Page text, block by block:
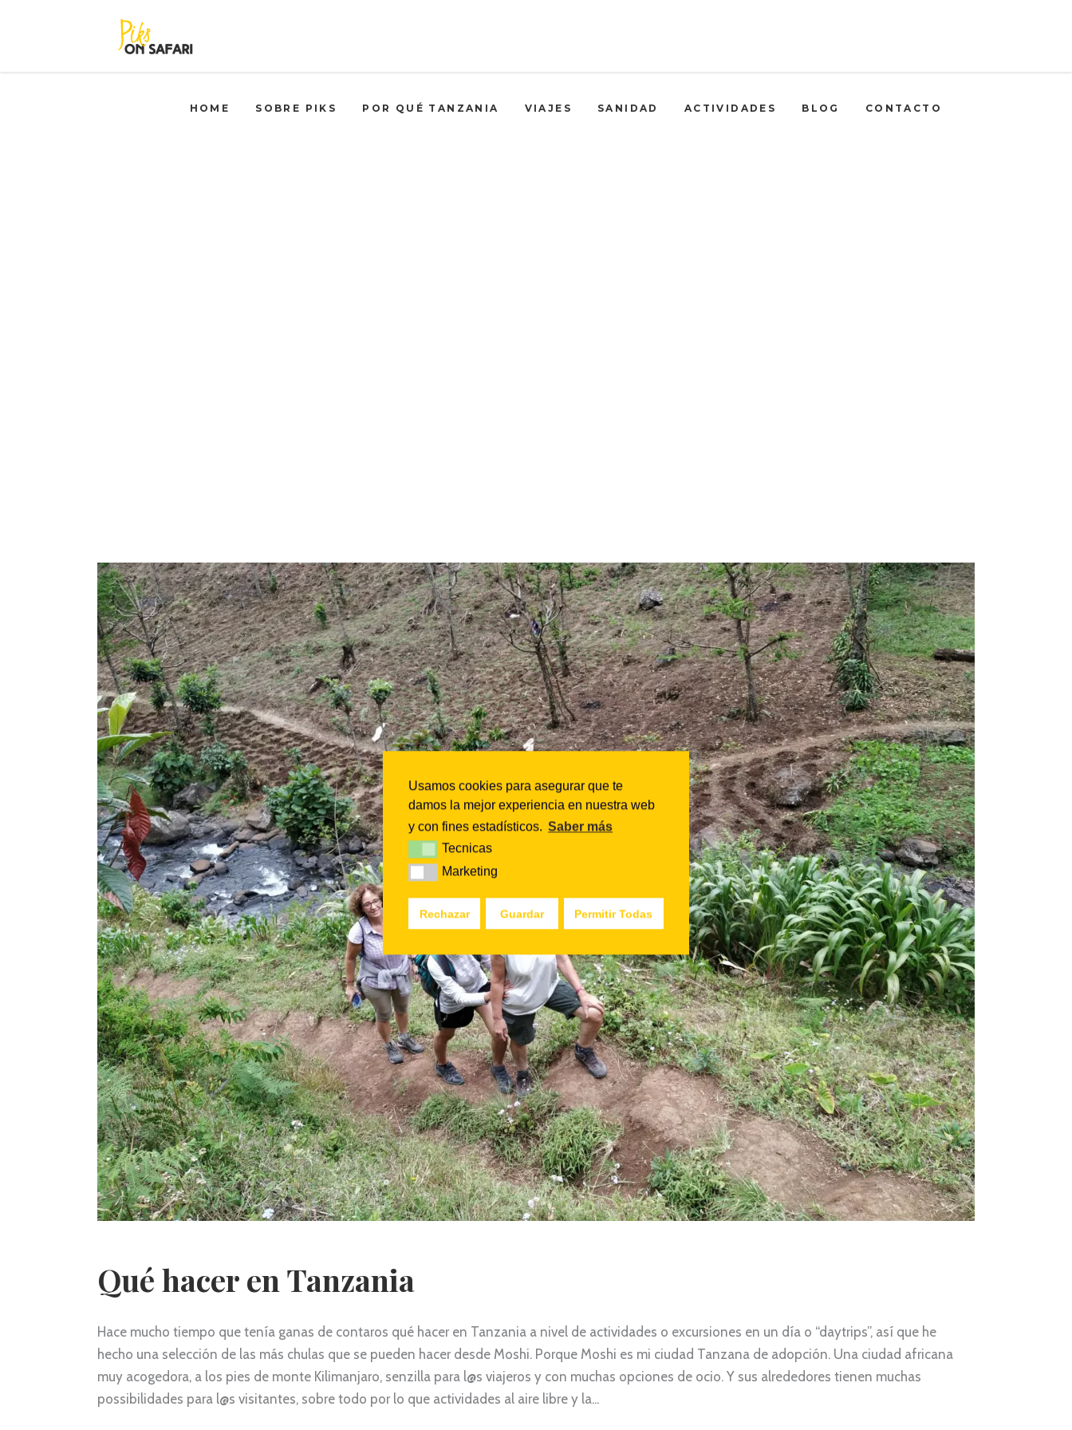
HOME SOBRE PIKS POR QUÉ TANZANIA VIAJES SANIDAD ACTIVIDADES BLOG CONTACTO
Qué hacer en Tanzania
Hace mucho tiempo que tenía ganas de contaros qué hacer en Tanzania a nivel de actividades o excursiones en un día o “daytrips”, así que he
hecho una selección de las más chulas que se pueden hacer desde Moshi. Porque Moshi es mi ciudad Tanzana de adopción. Una ciudad africana
muy acogedora, a los pies de monte Kilimanjaro, senzilla para l@s viajeros y con muchas opciones de ocio. Y sus alrededores tienen muchas
possibilidades para l@s visitantes, sobre todo por lo que actividades al aire libre y la
Usamos cookies para asegurar que te
damos la mejor experiencia en nuestra web
y con fines estadísticos. Saber más
TecnicasTecnicas
MarketingMarketing
Rechazar Guardar Permitir Todas